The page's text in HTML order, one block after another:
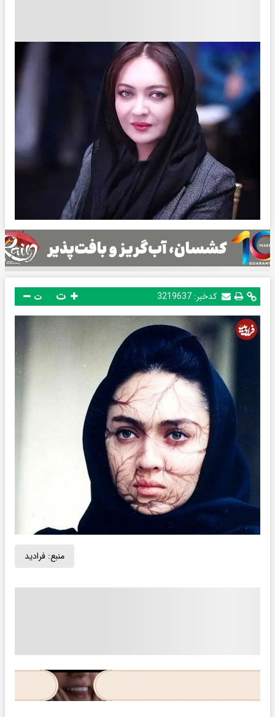
کدخبر: 3219637 ت
منبع: فرادید